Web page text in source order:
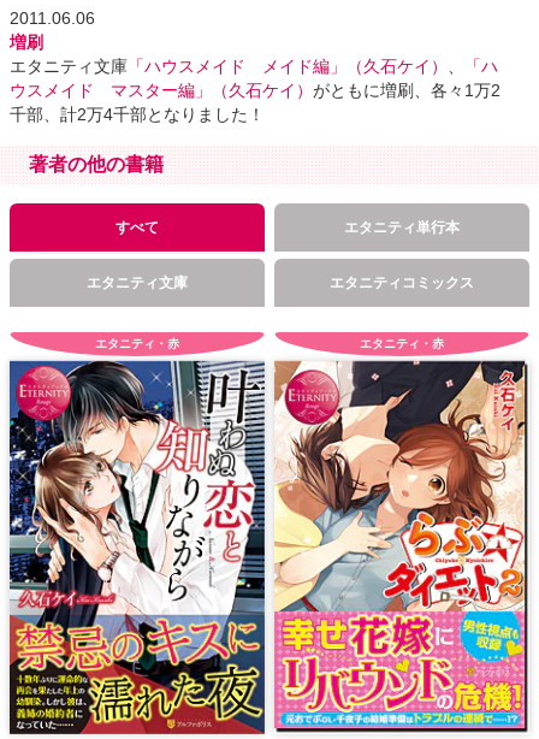
2011.06.06
増刷
エタニティ文庫 「ハウスメイド メイド編」（久石ケイ）
「ハ
ウスメイド マスター編」（久石ケイ） がともに増刷、各々1万2
千部、計2万4千部となりました！
著者の他の書籍
すべて エタニティ単行本
エタニティ文庫 エタニティコミックス
エタニティ・赤 エタニティ・赤